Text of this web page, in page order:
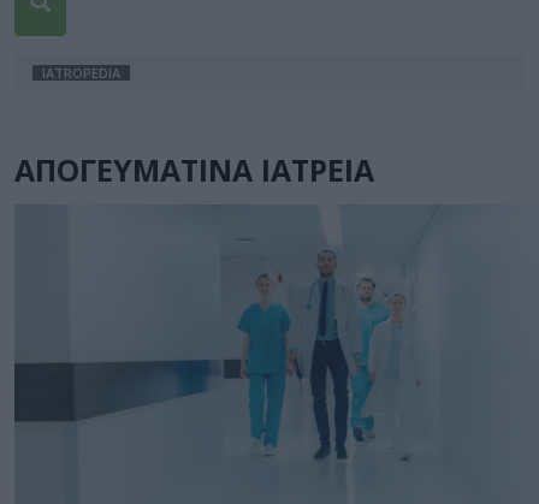
IATROPEDIA
ΑΠΟΓΕΥΜΑΤΙΝΑ ΙΑΤΡΕΙΑ